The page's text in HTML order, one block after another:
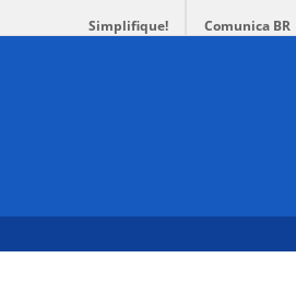
Simplifique! Comunica BR